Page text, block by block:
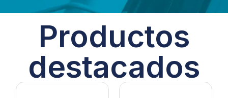
Productos
destacados